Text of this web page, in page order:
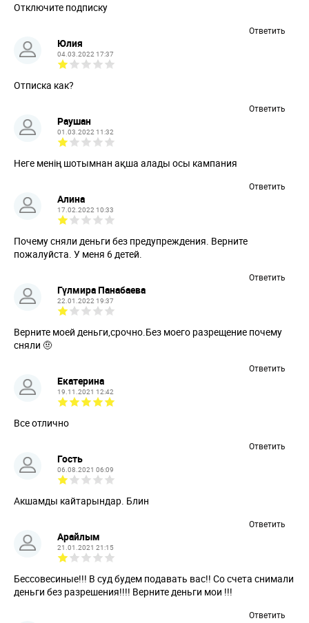
Отключите подписку
Ответить
Юлия
04.03.2022 17:37
Отписка как?
Ответить
Раушан
01.03.2022 11:32
Неге менің шотымнан ақша алады осы кампания
Ответить
Алина
17.02.2022 10:33
Почему сняли деньги без предупреждения. Верните
пожалуйста. У меня 6 детей.
Ответить
Гүлмира Панабаева
22.01.2022 19:37
Верните моей деньги,срочно.Без моего разрещение почему
сняли 🤨
Ответить
Екатерина
19.11.2021 12:42
Все отлично
Ответить
Гость
06.08.2021 06:09
Акшамды кайтарындар. Блин
Ответить
Арайлым
21.01.2021 21:15
Бессовесиные!!! В суд будем подавать вас!! Со счета снимали
деньги без разрешения!!!! Верните деньги мои !!!
Ответить